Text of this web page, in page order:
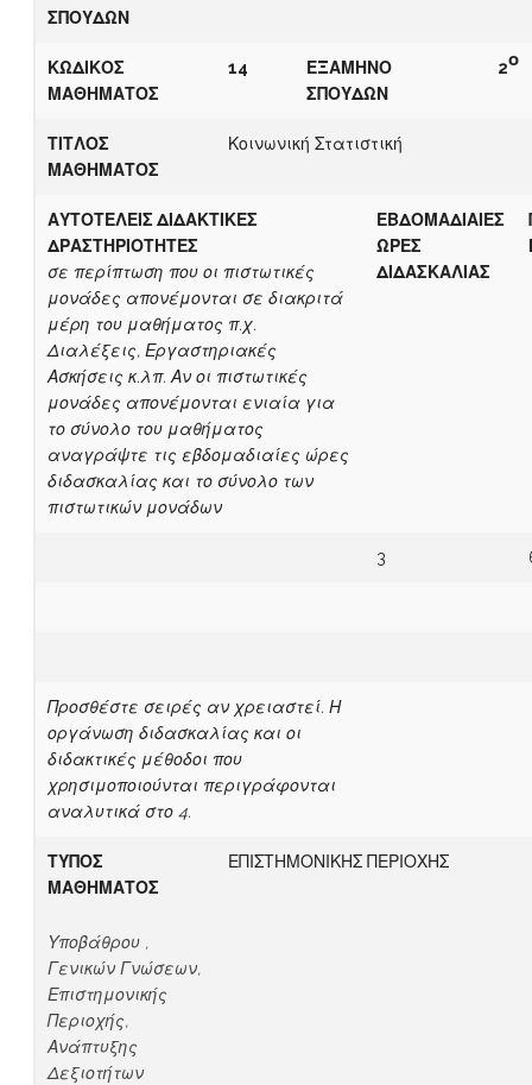
ΣΠΟΥΔΩΝ
ΚΩΔΙΚΟΣ
ΜΑΘΗΜΑΤΟΣ
14
ΕΞΑΜΗΝΟ
ΣΠΟΥΔΩΝ
2ο
ΤΙΤΛΟΣ
ΜΑΘΗΜΑΤΟΣ
Κοινωνική Στατιστική
ΑΥΤΟΤΕΛΕΙΣ ΔΙΔΑΚΤΙΚΕΣ
ΔΡΑΣΤΗΡΙΟΤΗΤΕΣ
σε περίπτωση που οι πιστωτικές
μονάδες απονέμονται σε διακριτά
μέρη του μαθήματος π.χ.
Διαλέξεις, Εργαστηριακές
Ασκήσεις κ.λπ. Αν οι πιστωτικές
μονάδες απονέμονται ενιαία για
το σύνολο του μαθήματος
αναγράψτε τις εβδομαδιαίες ώρες
διδασκαλίας και το σύνολο των
πιστωτικών μονάδων
ΕΒΔΟΜΑΔΙΑΙΕΣ
ΩΡΕΣ
ΔΙΔΑΣΚΑΛΙΑΣ
3
Προσθέστε σειρές αν χρειαστεί. Η
οργάνωση διδασκαλίας και οι
διδακτικές μέθοδοι που
χρησιμοποιούνται περιγράφονται
αναλυτικά στο 4.
ΤΥΠΟΣ
ΜΑΘΗΜΑΤΟΣ
Υποβάθρου ,
Γενικών Γνώσεων,
Επιστημονικής
Περιοχής,
Ανάπτυξης
Δεξιοτήτων
ΕΠΙΣΤΗΜΟΝΙΚΗΣ ΠΕΡΙΟΧΗΣ